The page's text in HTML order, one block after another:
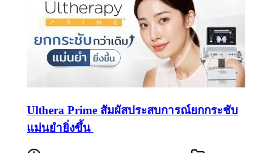
Ulthera Prime สัมผัสประสบการณ์ยกกระชับ
แม่นยำยิ่งขึ้น